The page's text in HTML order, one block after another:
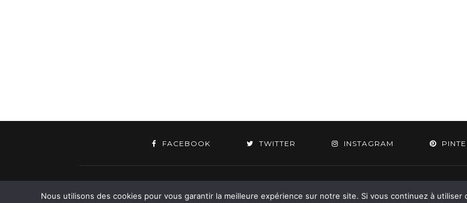
FACEBOOK TWITTER INSTAGRAM
Nous utilisons des cookies pour vous garantir la meilleure expérience sur notre site. Si vous continuez à